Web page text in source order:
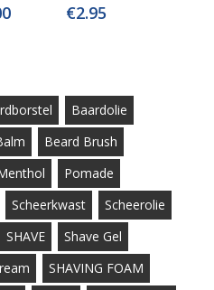
€2.95
Baardolie
Beard Brush
Pomade
Scheerkwast
Scheerolie
SHAVE
Shave Gel
SHAVING FOAM